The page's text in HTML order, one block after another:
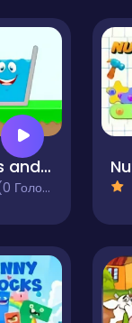
Cups and Water